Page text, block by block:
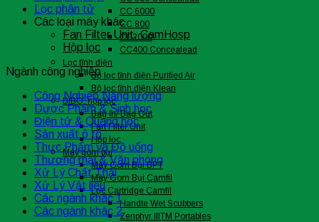
CC 6000
CC 800
CC2000
CC400 Concealead
Lọc tĩnh điện
Bộ lọc tĩnh điện Purified Air
Bộ lọc tĩnh điện Klean
BIBO, hộp lọc
Bag In/ Bag Out
Fan Filter Unit
Hộp lọc
Máy gom bụi
Máy Gom Bụi BPT
Máy Gom Bụi Camfil
Lọc Cartridge Camfil
Handte Wet Scubbers
Zenphyr IIITM Portables
Lọc phân tử
Các loại máy khác
Fan Filter Unit, CamHosp
Hộp lọc
Ngành công nghiệp
Công Nghiệp Năng lượng
Dược Phẩm & Sinh học
Điện tử & Quang học
Sản xuất ô tô
Thực Phẩm và Đồ uống
Thương mại & Văn phòng
Xử Lý Chất Thải
Xử Lý Vật liệu
Các ngành khác 1
Các ngành khác 2